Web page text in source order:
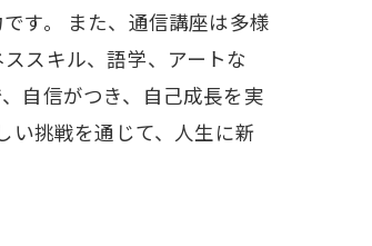
す。 また、通信講座は多様
スキル、語学、アートな
自信がつき、自己成長を実
い挑戦を通じて、人生に新